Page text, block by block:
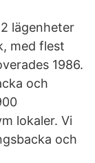
lägenheter
med flest
1986.
och
lokaler. Vi
och